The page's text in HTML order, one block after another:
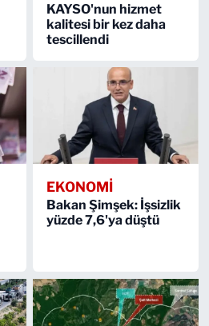
KAYSO'nun hizmet
kalitesi bir kez daha
tescillendi
EKONOMİ
Bakan Şimşek: İşsizlik
yüzde 7,6'ya düştü